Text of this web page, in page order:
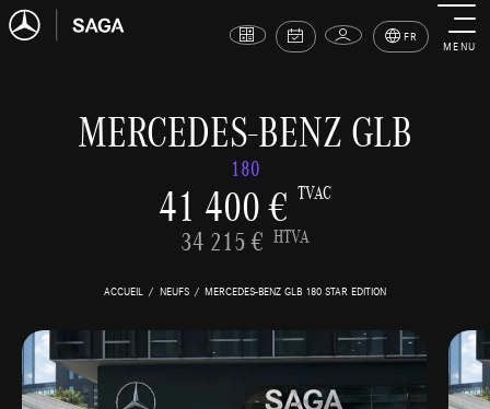
FR
MENU
MERCEDES-BENZ GLB
180
41 400 € TVAC
34 215 € HTVA
ACCUEIL NEUFS MERCEDES-BENZ GLB 180 STAR EDITION